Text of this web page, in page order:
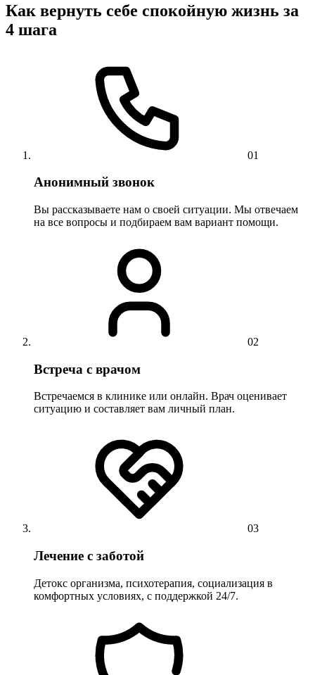
Как вернуть себе спокойную жизнь за
4 шага
01
Анонимный звонок
Вы рассказываете нам о своей ситуации. Мы отвечаем
на все вопросы и подбираем вам вариант помощи.
02
Встреча с врачом
Встречаемся в клинике или онлайн. Врач оценивает
ситуацию и составляет вам личный план.
03
Лечение с заботой
Детокс организма, психотерапия, социализация в
комфортных условиях, с поддержкой 24/7.